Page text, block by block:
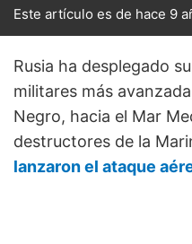
Este artículo es de hace 9
Rusia ha desplegado
militares más
Negro, hacia el Mar
destructores de la
lanzaron el ataque